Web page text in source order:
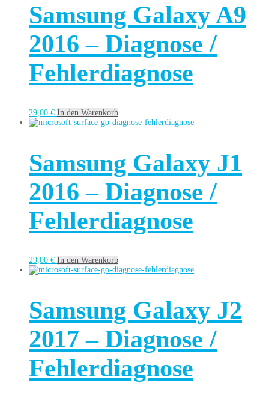
Samsung Galaxy A9
2016 – Diagnose /
Fehlerdiagnose
29,00 € In den Warenkorb
Samsung Galaxy J1
2016 – Diagnose /
Fehlerdiagnose
29,00 € In den Warenkorb
Samsung Galaxy J2
2017 – Diagnose /
Fehlerdiagnose